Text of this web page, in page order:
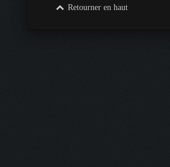
Retourner en haut